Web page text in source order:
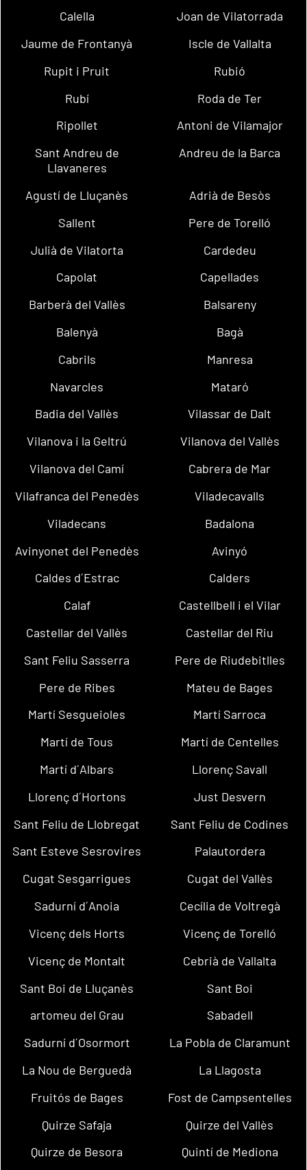
Calella
Joan de Vilatorrada
Jaume de Frontanyà
Iscle de Vallalta
Rupit i Pruit
Rubió
Rubí
Roda de Ter
Ripollet
Antoni de Vilamajor
Sant Andreu de
Llavaneres
Andreu de la Barca
Agustí de Lluçanès
Adrià de Besòs
Sallent
Pere de Torelló
Julià de Vilatorta
Cardedeu
Capolat
Capellades
Barberà del Vallès
Balsareny
Balenyà
Bagà
Cabrils
Manresa
Navarcles
Mataró
Badia del Vallès
Vilassar de Dalt
Vilanova i la Geltrú
Vilanova del Vallès
Vilanova del Camí
Cabrera de Mar
Vilafranca del Penedès
Viladecavalls
Viladecans
Badalona
Avinyonet del Penedès
Avinyó
Caldes d´Estrac
Calders
Calaf
Castellbell i el Vilar
Castellar del Vallès
Castellar del Riu
Sant Feliu Sasserra
Pere de Riudebitlles
Pere de Ribes
Mateu de Bages
Martí Sesgueioles
Martí Sarroca
Martí de Tous
Martí de Centelles
Martí d´Albars
Llorenç Savall
Llorenç d´Hortons
Just Desvern
Sant Feliu de Llobregat
Sant Feliu de Codines
Sant Esteve Sesrovires
Palautordera
Cugat Sesgarrigues
Cugat del Vallès
Sadurní d´Anoia
Cecília de Voltregà
Vicenç dels Horts
Vicenç de Torelló
Vicenç de Montalt
Cebrià de Vallalta
Sant Boi de Lluçanès
Sant Boi
artomeu del Grau
Sabadell
Sadurní d´Osormort
La Pobla de Claramunt
La Nou de Berguedà
La Llagosta
Fruitós de Bages
Fost de Campsentelles
Quirze Safaja
Quirze del Vallès
Quirze de Besora
Quintí de Mediona